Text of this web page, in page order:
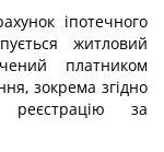
іпотечного
житловий
платником
зокрема згідно
за